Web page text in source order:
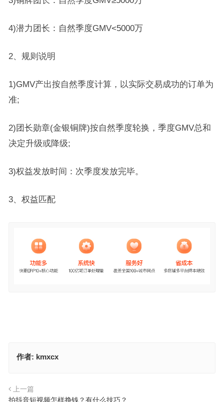
4)潜力团长：自然季度GMV<5000万
2、规则说明
1)GMV产出按自然季度计算，以实际交易成功的订单为
准;
2)团长勋章(金银铜牌)按自然季度轮换，季度GMV总和
决定升级或降级;
3)权益发放时间：次季度发放完毕。
3、权益匹配
作者: kmxcx
上一篇
拍抖音短视频怎样挣钱？有什么技巧？